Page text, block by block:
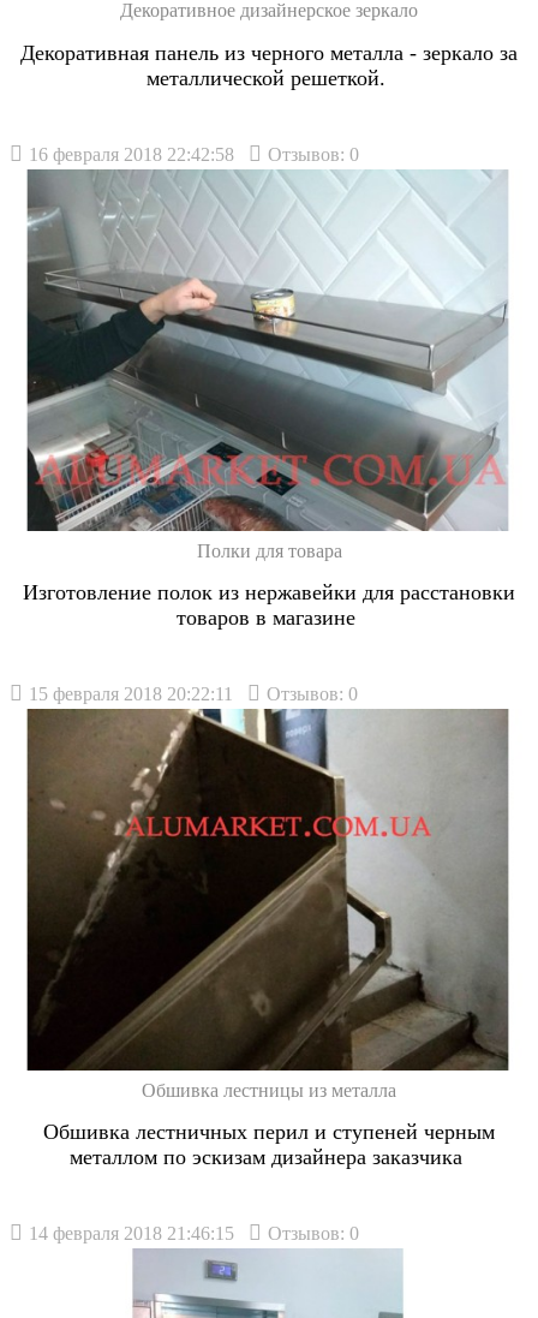
Декоративное дизайнерское зеркало
Декоративная панель из черного металла - зеркало за
металлической решеткой.
16 февраля 2018 22:42:58 Отзывов: 0
Полки для товара
Изготовление полок из нержавейки для расстановки
товаров в магазине
15 февраля 2018 20:22:11 Отзывов: 0
Обшивка лестницы из металла
Обшивка лестничных перил и ступеней черным
металлом по эскизам дизайнера заказчика
14 февраля 2018 21:46:15 Отзывов: 0